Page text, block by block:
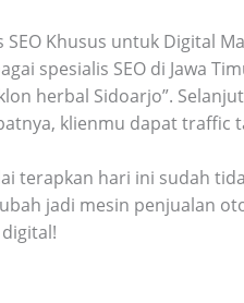
SEO Khusus untuk Digital
spesialis SEO di Jawa
herbal Sidoarjo”.
klienmu dapat traffic
terapkan hari ini sudah
jadi mesin penjualan